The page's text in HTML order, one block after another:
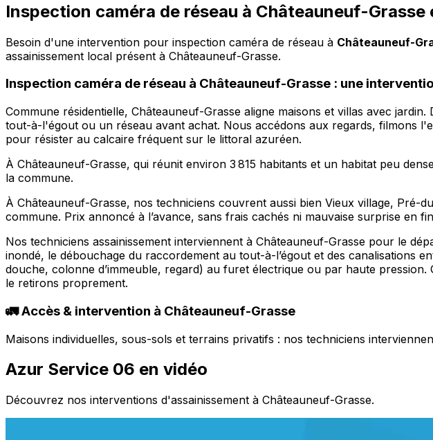
Inspection caméra de réseau à Châteauneuf-
Besoin d'une intervention pour inspection caméra de réseau à Châteauneuf-
assainissement local présent à Châteauneuf-Grasse.
Inspection caméra de réseau à Châteauneuf-Grasse : une
Commune résidentielle, Châteauneuf-Grasse aligne maisons et villas avec
tout-à-l'égout ou un réseau avant achat. Nous accédons aux regards, filmons
pour résister au calcaire fréquent sur le littoral azuréen.
À Châteauneuf-Grasse, qui réunit environ 3 815 habitants et un habitat peu
la commune.
À Châteauneuf-Grasse, nos techniciens couvrent aussi bien Vieux village, Pré-
commune. Prix annoncé à l’avance, sans frais cachés ni mauvaise surprise en
Nos techniciens assainissement interviennent à Châteauneuf-Grasse pour le
inondé, le débouchage du raccordement au tout-à-l’égout et des canalisations
douche, colonne d’immeuble, regard) au furet électrique ou par haute
le retirons proprement.
🚛 Accès & intervention à Châteauneuf-Grasse
Maisons individuelles, sous-sols et terrains privatifs : nos techniciens
Azur Service 06 en vidéo
Découvrez nos interventions d'assainissement à Châteauneuf-Grasse.